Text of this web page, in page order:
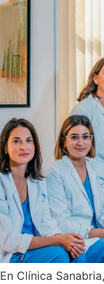
En Clínica